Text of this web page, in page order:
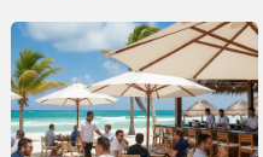
Display Ads